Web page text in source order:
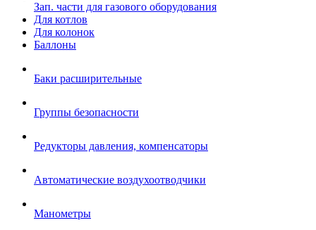
Зап. части для газового оборудования
Для котлов
Для колонок
Баллоны
Баки расширительные
Группы безопасности
Редукторы давления, компенсаторы
Автоматические воздухоотводчики
Манометры